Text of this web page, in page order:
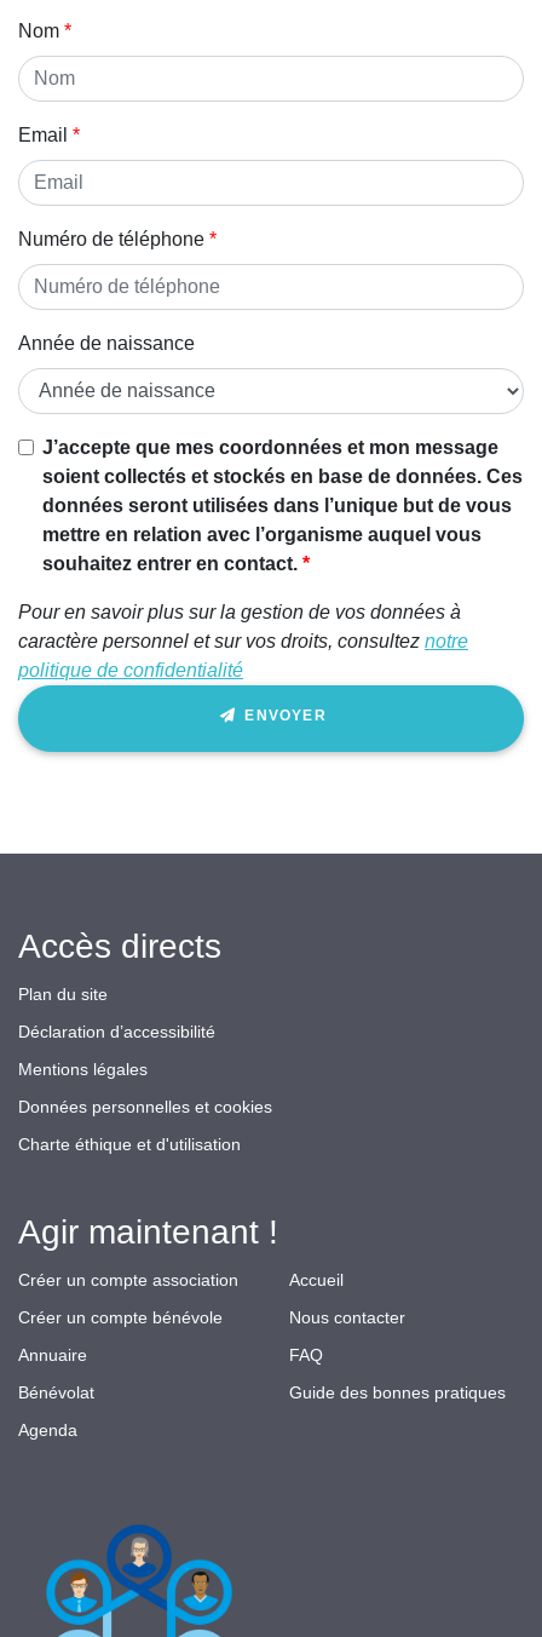
Nom
Email
Numéro de téléphone
Année de naissance
Si vous
êtes un
être
humain,
ignorez
champ
J’accepte que mes coordonnées et mon message
soient collectés et stockés en base de données. Ces
données seront utilisées dans l’unique but de vous
mettre en relation avec l’organisme auquel vous
souhaitez entrer en contact.
Pour en savoir plus sur la gestion de vos données à
caractère personnel et sur vos droits, consultez notre
politique de confidentialité
ENVOYER
Accès directs
Plan du site
Déclaration d’accessibilité
Mentions légales
Données personnelles et cookies
Charte éthique et d'utilisation
Agir maintenant !
Créer un compte association
Créer un compte bénévole
Annuaire
Bénévolat
Agenda
Accueil
Nous contacter
FAQ
Guide des bonnes pratiques